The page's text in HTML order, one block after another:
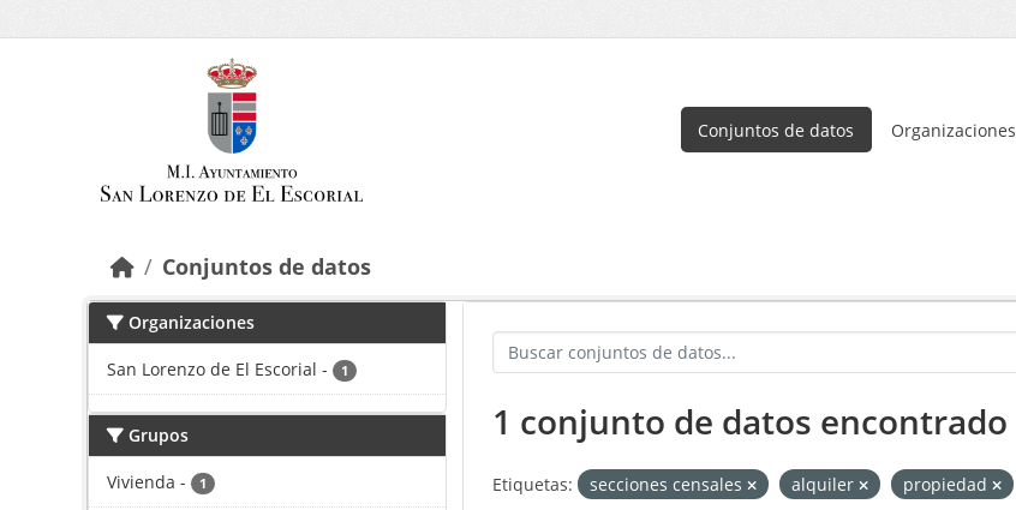
Conjuntos de datos Organizaciones
Conjuntos de datos
Organizaciones
San Lorenzo de El Escorial - 1
Grupos
Vivienda - 1
1 conjunto de datos encontrado
Etiquetas: secciones censales alquiler propiedad